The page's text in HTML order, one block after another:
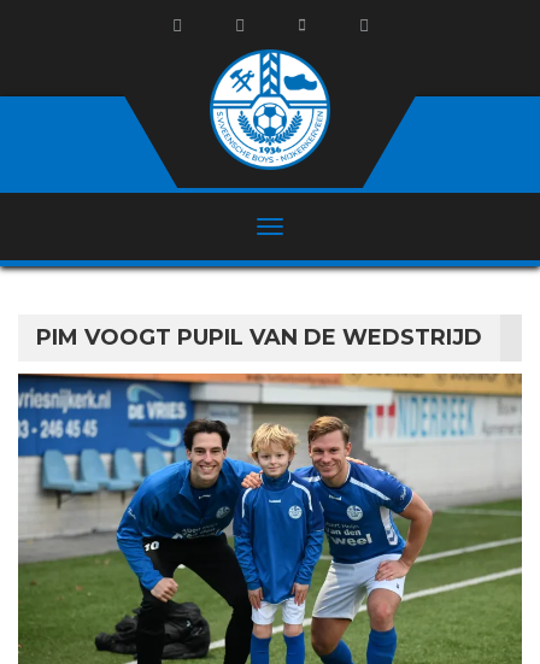
PIM VOOGT PUPIL VAN DE WEDSTRIJD